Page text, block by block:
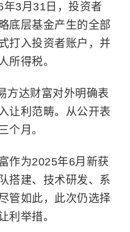
年3月31日，投资者
底层基金产生的全部
打入投资者账户，并
所得税。
方达财富对外明确表
让利范畴。从公开表
个月。
作为2025年6月新获
搭建、技术研发、系
管如此，此次仍选择
利举措。